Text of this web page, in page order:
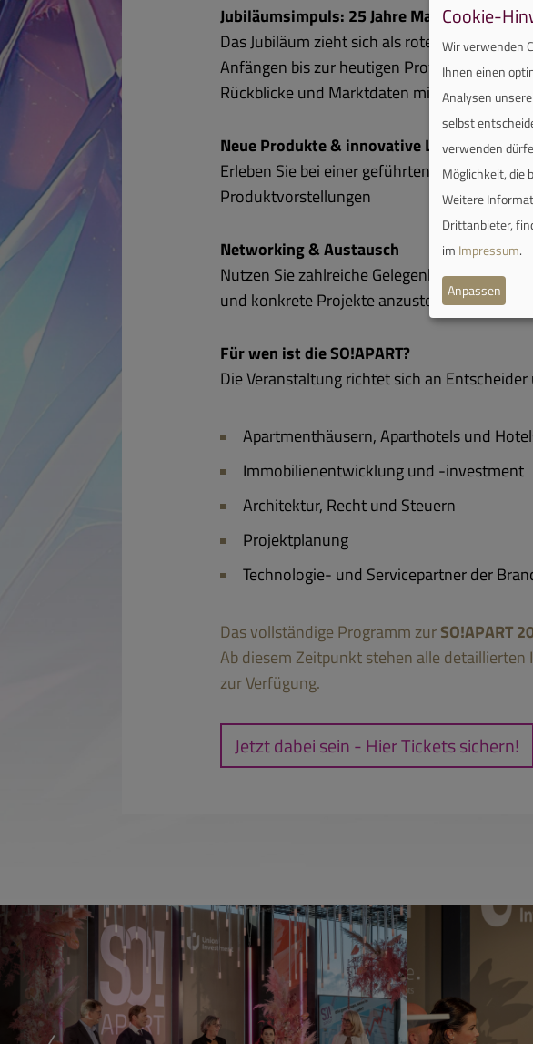
Jubiläumsimpuls: 25 Jahre
Das Jubiläum zieht sich als roter Faden
Anfängen bis zur heutigen
Rückblicke und Marktdaten mit persönlichen
Neue Produkte & innovative Lösungen
Erleben Sie bei einer geführten Tour
Produktvorstellungen
Networking & Austausch
Nutzen Sie zahlreiche Gelegenheiten, um
und konkrete Projekte anzustoßen.
Für wen ist die SO!APART?
Die Veranstaltung richtet sich an Entscheider
Apartmenthäusern, Aparthotels und
Immobilienentwicklung und -investment
Architektur, Recht und Steuern
Projektplanung
Technologie- und Servicepartner der
Das vollständige Programm zurSO!APART
Ab diesem Zeitpunkt stehen alle
zur Verfügung.
Jetzt dabei sein - Hier Tickets sichern!
Cookie-
Wir verwenden
Ihnen einen
Analysen
selbst
verwenden
Möglichkeit, die
Weitere
Drittanbieter,
im Impressum.
Anpassen